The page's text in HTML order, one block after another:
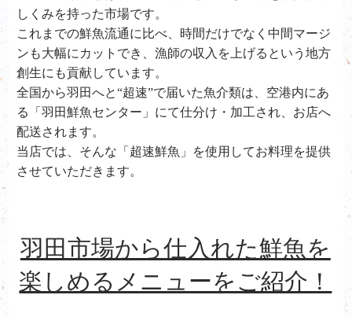
しくみを持った市場です。
これまでの鮮魚流通に比べ、時間だけでなく中間マージ
ンも大幅にカットでき、漁師の収入を上げるという地方
創生にも貢献しています。
全国から羽田へと“超速”で届いた魚介類は、空港内にあ
る「羽田鮮魚センター」にて仕分け・加工され、お店へ
配送されます。
当店では、そんな「超速鮮魚」を使用してお料理を提供
させていただきます。
羽田市場から仕入れた鮮魚を
楽しめるメニューをご紹介！